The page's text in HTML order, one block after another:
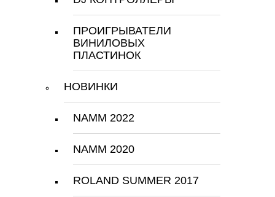
ПРОИГРЫВАТЕЛИ
ВИНИЛОВЫХ
ПЛАСТИНОК
НОВИНКИ
NAMM 2022
NAMM 2020
ROLAND SUMMER 2017